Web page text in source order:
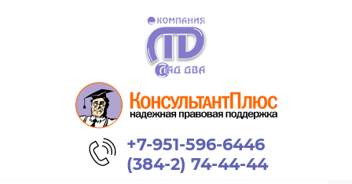
+7-951-596-6446
(384-2) 74-44-44